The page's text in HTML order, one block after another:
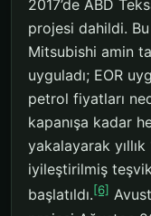
2017’de ABD
projesi dahildi.
Mitsubishi amin
uyguladı; EOR
petrol fiyatları
kapanışa kadar
yakalayarak
iyileştirilmiş
başlatıldı.[6]